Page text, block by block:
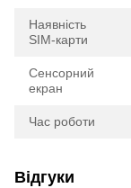
Наявність
SIM-карти
Сенсорний
екран
Час роботи
Відгуки